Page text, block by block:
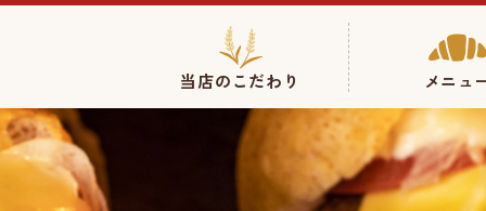
当店のこだわり メニュ